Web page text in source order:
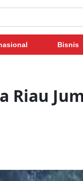
Bisnis
Riau